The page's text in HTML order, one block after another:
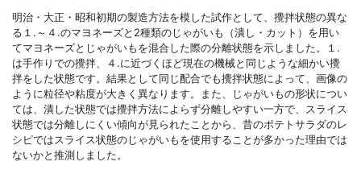
明治・大正・昭和初期の製造方法を模した試作として、攪拌状態の異な
る１.～４.のマヨネーズと2種類のじゃがいも（潰し・カット）を用い
てマヨネーズとじゃがいもを混合した際の分離状態を示しました。１.
は手作りでの攪拌、４.に近づくほど現在の機械と同じような細かい攪
拌をした状態です。結果として同じ配合でも攪拌状態によって、画像の
ように粒径や粘度が大きく異なります。また、じゃがいもの形状につい
ては、潰した状態では攪拌方法によらず分離しやすい一方で、スライス
状態では分離しにくい傾向が見られたことから、昔のポテトサラダのレ
シピではスライス状態のじゃがいもを使用することが多かった理由では
ないかと推測しました。